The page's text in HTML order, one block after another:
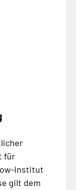
für
Institut
gilt dem